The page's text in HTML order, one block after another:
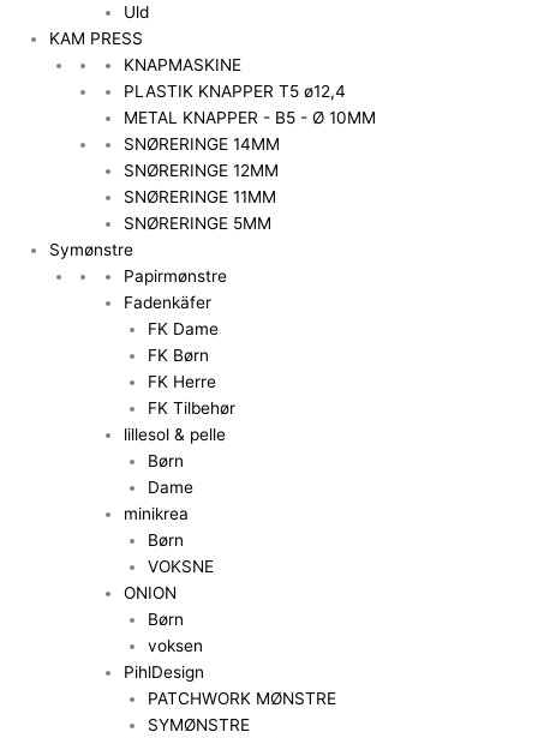
Uld
KAM PRESS
KNAPMASKINE
PLASTIK KNAPPER T5 ø12,4
METAL KNAPPER - B5 - Ø 10MM
SNØRERINGE 14MM
SNØRERINGE 12MM
SNØRERINGE 11MM
SNØRERINGE 5MM
Symønstre
Papirmønstre
Fadenkäfer
FK Dame
FK Børn
FK Herre
FK Tilbehør
lillesol & pelle
Børn
Dame
minikrea
Børn
VOKSNE
ONION
Børn
voksen
PihlDesign
PATCHWORK MØNSTRE
SYMØNSTRE